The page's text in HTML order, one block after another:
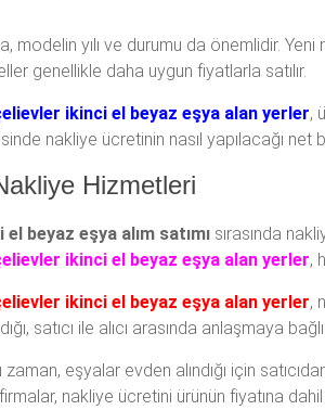
modelin yılı ve durumu da önemlidir.
genellikle daha uygun fiyatlarla satılır.
ikinci el beyaz eşya alan yerler,
nakliye ücretinin nasıl yapılacağı net
Hizmetleri
el beyaz eşya alım satımı sırasında
ikinci el beyaz eşya alan yerler,
ikinci el beyaz eşya alan yerler,
satıcı ile alıcı arasında anlaşmaya
zaman, eşyalar evden alındığı için
firmalar, nakliye ücretini ürünün fiyatına